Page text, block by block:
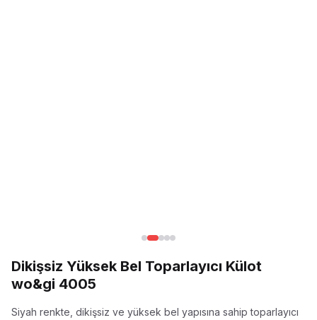
Dikişsiz Yüksek Bel Toparlayıcı Külot
wo&gi 4005
Siyah renkte, dikişsiz ve yüksek bel yapısına sahip toparlayıcı